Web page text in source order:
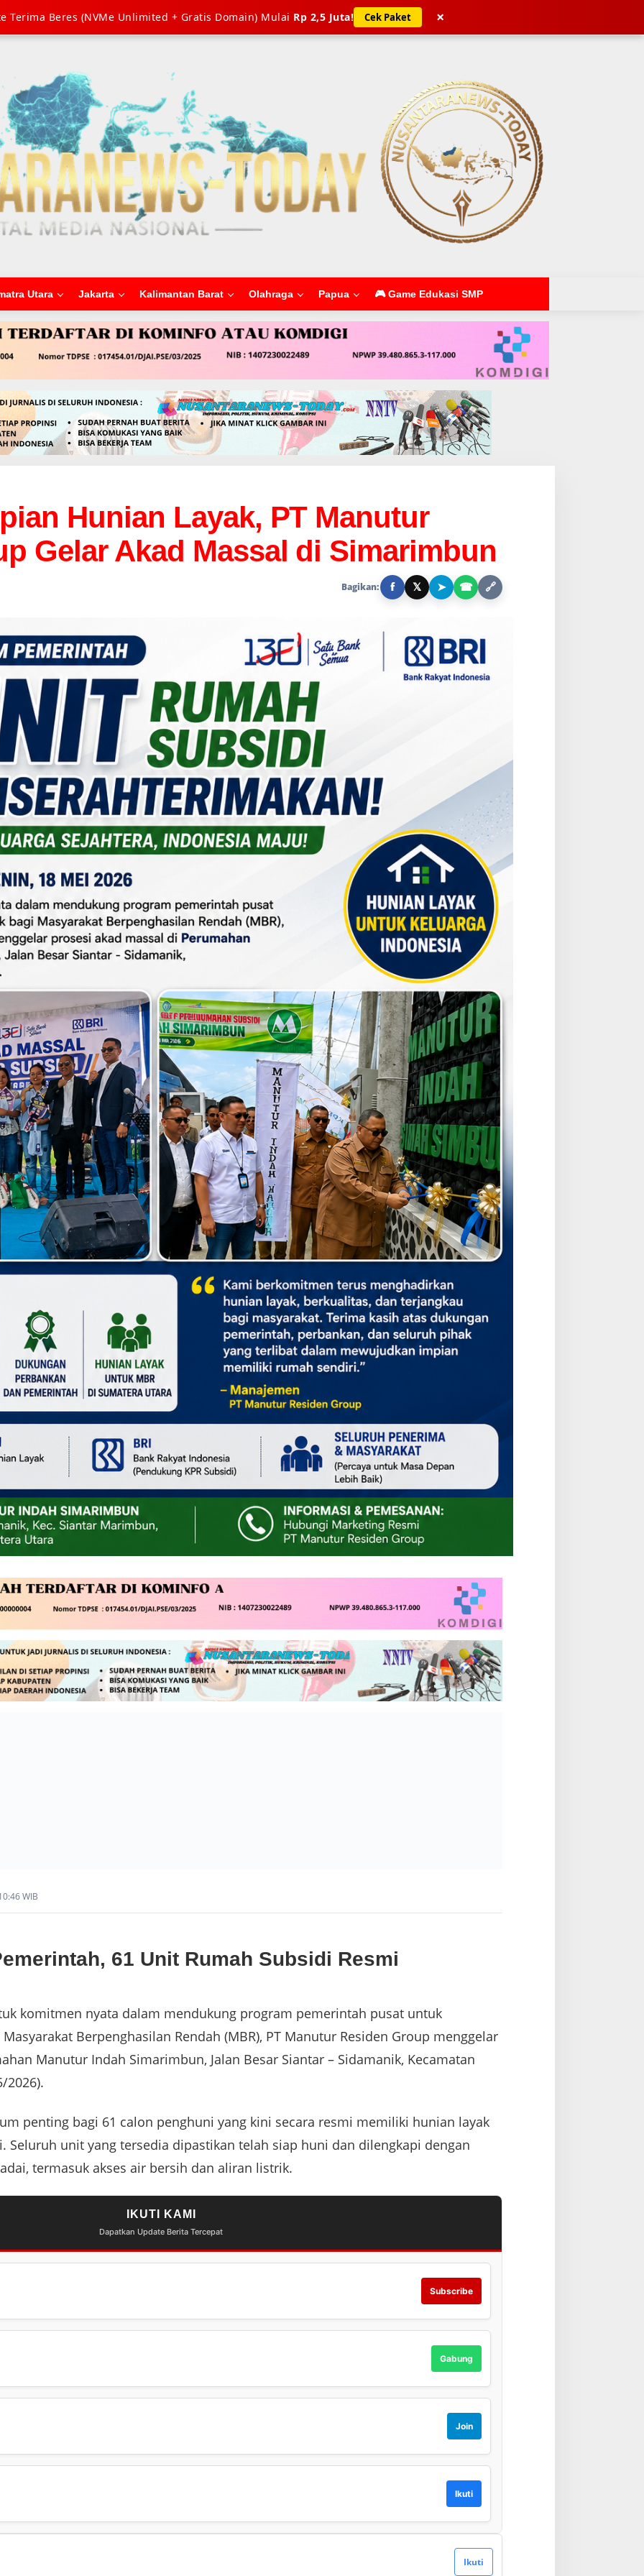
Terima Beres (NVMe Unlimited + Gratis Domain) Mulai Rp 2,5 Juta! Cek Paket ×
Utara Jakarta Kalimantan Barat Olahraga Papua 🎮 Game Edukasi SMP
Hunian Layak, PT Manutur
Gelar Akad Massal di Simarimbun
Bagikan: f 𝕏 ➤ ☎ 🔗
WIB
61 Unit Rumah Subsidi Resmi
komitmen nyata dalam mendukung program pemerintah pusat untuk
Berpenghasilan Rendah (MBR), PT Manutur Residen Group menggelar
Manutur Indah Simarimbun, Jalan Besar Siantar – Sidamanik, Kecamatan
2026).
penting bagi 61 calon penghuni yang kini secara resmi memiliki hunian layak
Seluruh unit yang tersedia dipastikan telah siap huni dan dilengkapi dengan
termasuk akses air bersih dan aliran listrik.
IKUTI KAMI
Dapatkan Update Berita Tercepat
Subscribe
Gabung
Join
Ikuti
Ikuti